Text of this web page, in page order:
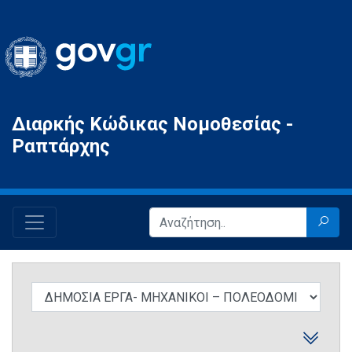
Gov.gr
Διαρκής Κώδικας Νομοθεσίας -
Ραπτάρχης